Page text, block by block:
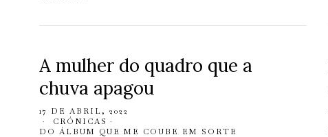
A mulher do quadro que a
chuva apagou
17 DE ABRIL, 2022
CRÓNICAS ·
DO ÁLBUM QUE ME COUBE EM SORTE